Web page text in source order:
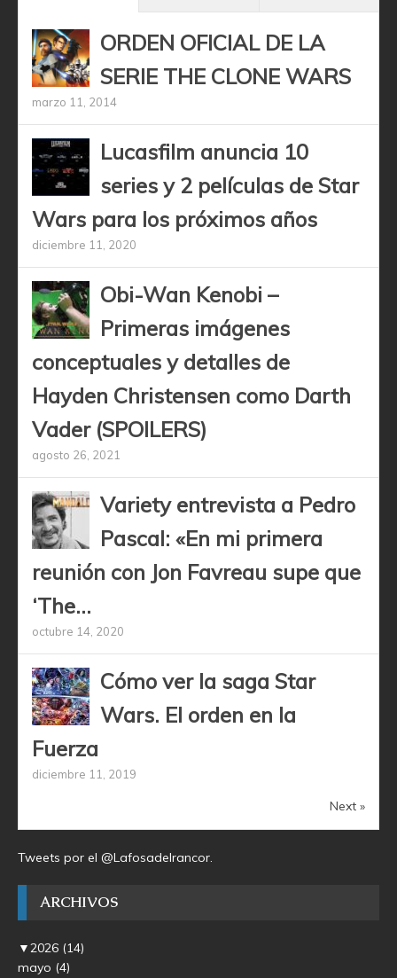
ORDEN OFICIAL DE LA
SERIE THE CLONE WARS
marzo 11, 2014
Lucasfilm anuncia 10
series y 2 películas de Star
Wars para los próximos años
diciembre 11, 2020
Obi-Wan Kenobi –
Primeras imágenes
conceptuales y detalles de
Hayden Christensen como Darth
Vader (SPOILERS)
agosto 26, 2021
Variety entrevista a Pedro
Pascal: «En mi primera
reunión con Jon Favreau supe que
‘The...
octubre 14, 2020
Cómo ver la saga Star
Wars. El orden en la
Fuerza
diciembre 11, 2019
Next »
Tweets por el @Lafosadelrancor.
ARCHIVOS
▼2026 (14)
mayo (4)